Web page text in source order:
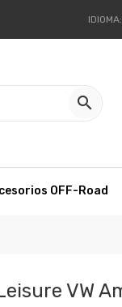
IDIOMA:

OFF-Road
VW